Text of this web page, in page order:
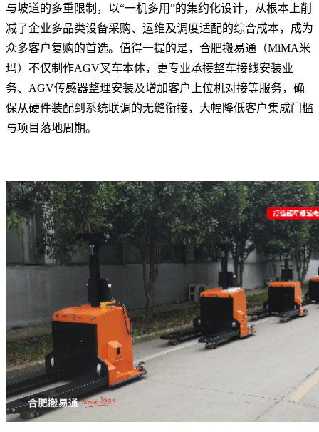
与坡道的多重限制，以“一机多用”的集约化设计，从根本上削
减了企业多品类设备采购、运维及调度适配的综合成本，成为
众多客户复购的首选。值得一提的是，合肥搬易通（MiMA米
玛）不仅制作AGV叉车本体，更专业承接整车接线安装业
务、AGV传感器整理安装及增加客户上位机对接等服务，确
保从硬件装配到系统联调的无缝衔接，大幅降低客户集成门槛
与项目落地周期。